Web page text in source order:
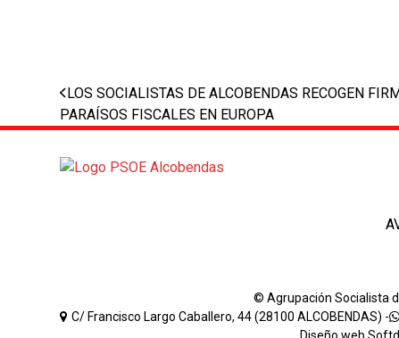
previous
post:
LOS SOCIALISTAS DE ALCOBENDAS RECOGEN
PARAÍSOS FISCALES EN EUROPA
© Agrupación Socialista
C/ Francisco Largo Caballero, 44 (28100 ALCOBENDAS) -
Diseño web